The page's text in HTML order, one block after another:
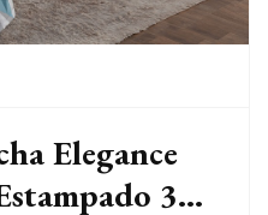
Elegance
3